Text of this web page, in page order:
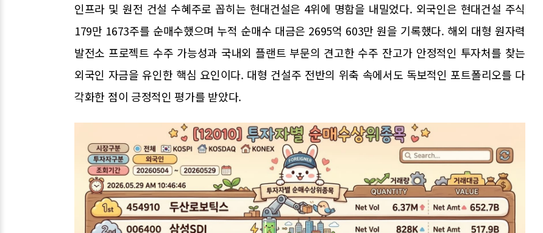
인프라 및 원전 건설 수혜주로 꼽히는 현대건설은 4위에 명함을 내밀었다. 외국인은 현대건설 주식
179만 1673주를 순매수했으며 누적 순매수 대금은 2695억 603만 원을 기록했다. 해외 대형 원자력
발전소 프로젝트 수주 가능성과 국내외 플랜트 부문의 견고한 수주 잔고가 안정적인 투자처를 찾는
외국인 자금을 유인한 핵심 요인이다. 대형 건설주 전반의 위축 속에서도 독보적인 포트폴리오를 다
각화한 점이 긍정적인 평가를 받았다.